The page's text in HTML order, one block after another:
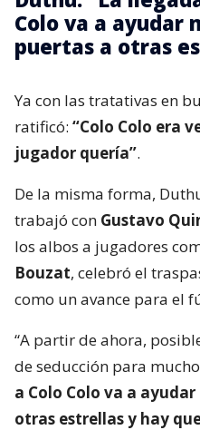
Colo va a ayudar
puertas a otras
Ya con las tratativas en
ratificó: “Colo Colo era
jugador quería”.
De la misma forma,
trabajó con Gustavo
los albos a jugadores
Bouzat, celebró el
como un avance para el
“A partir de ahora,
de seducción para
a Colo Colo va a
otras estrellas y hay